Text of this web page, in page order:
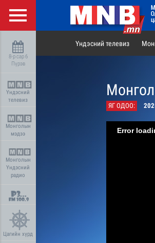
8-р сар 6
Пүрэв
Үндэсний
телевиз
Монголын
мэдээ
Монголын
Үндэсний
радио
Цагийн хүрд
Үндэсний телевиз
ЯГ ОДОО:
Error